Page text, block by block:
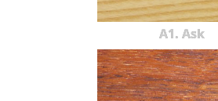
A1. Ask